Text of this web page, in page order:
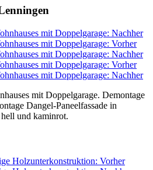
mit Doppelgarage. Demontage
Dangel-Paneelfassade in
und kaminrot.